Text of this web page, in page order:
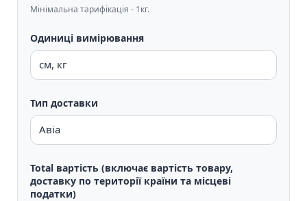
Мінімальна тарифікація - 1кг.
Одиниці вимірювання
Тип доставки
Total вартість (включає вартість товару,
доставку по території країни та місцеві
податки)